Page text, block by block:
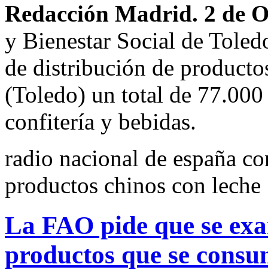
Redacción Madrid. 2 de
y Bienestar Social de
de distribución de
(Toledo) un total de
confitería y bebidas.
radio nacional de españa
productos chinos con leche
La FAO pide que se
productos que se